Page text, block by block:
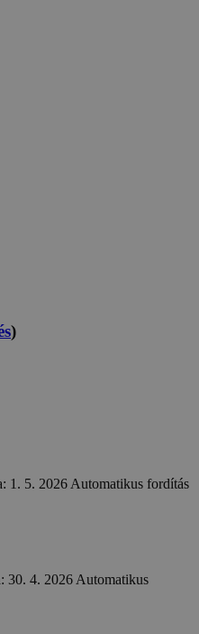
)
1. 5. 2026Automatikus fordítás
30. 4. 2026Automatikus